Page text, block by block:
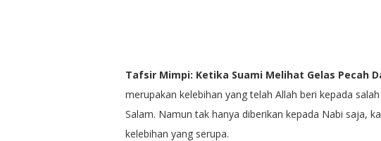
Tafsir Mimpi: Ketika Suami Melihat Gelas Pecah
merupakan kelebihan yang telah Allah beri kepada
Salam. Namun tak hanya diberikan kepada Nabi saja,
kelebihan yang serupa.